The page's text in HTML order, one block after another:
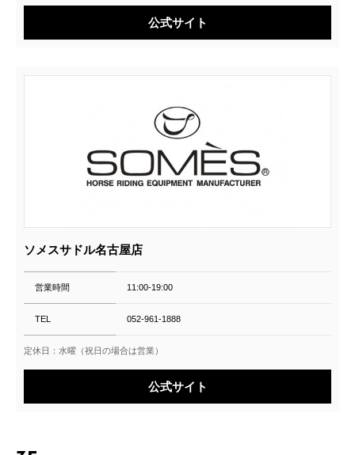
公式サイト
ソメスサドル名古屋店
営業時間 11:00‐19:00
TEL 052-961-1888
定休日：水曜（祝日の場合は営業）
公式サイト